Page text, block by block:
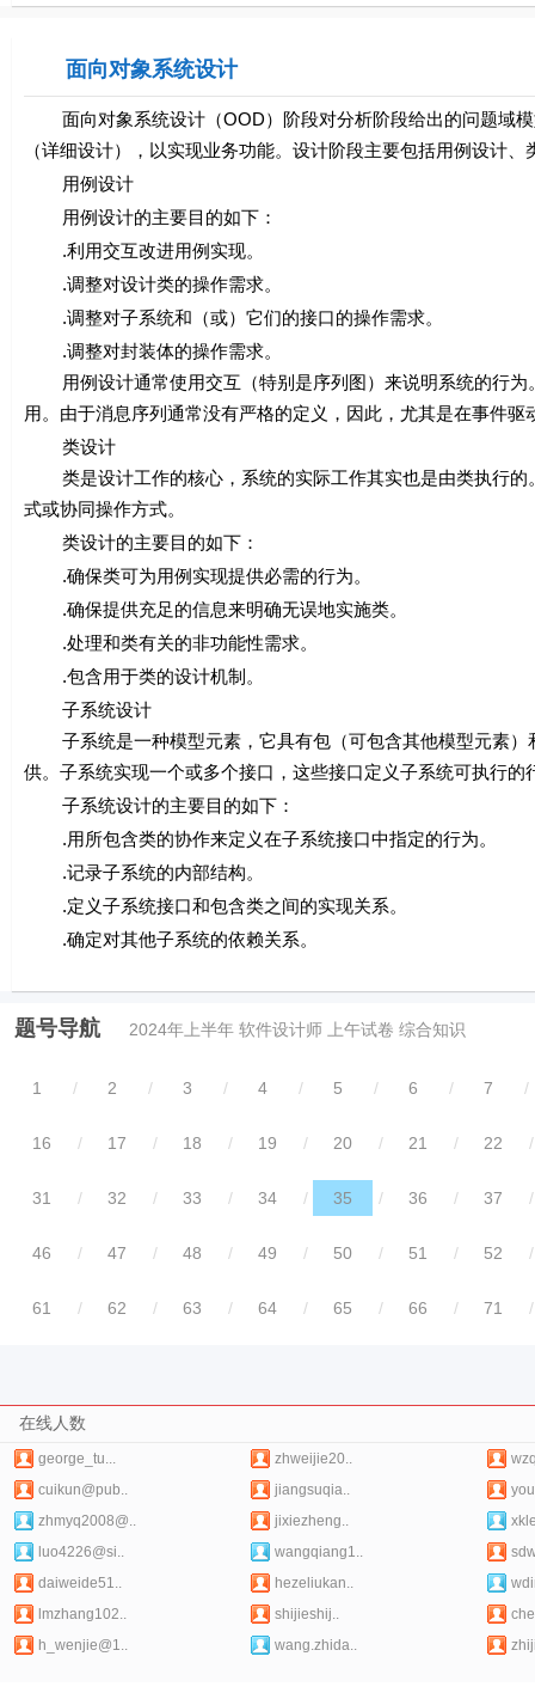
面向对象系统设计
面向对象系统设计（OOD）阶段对分析阶段给出的问题域模
（详细设计），以实现业务功能。设计阶段主要包括用例设计
用例设计
用例设计的主要目的如下：
.利用交互改进用例实现。
.调整对设计类的操作需求。
.调整对子系统和（或）它们的接口的操作需求。
.调整对封装体的操作需求。
用例设计通常使用交互（特别是序列图）来说明系统的行为
用。由于消息序列通常没有严格的定义，因此，尤其是在事件
类设计
类是设计工作的核心，系统的实际工作其实也是由类执行的
式或协同操作方式。
类设计的主要目的如下：
.确保类可为用例实现提供必需的行为。
.确保提供充足的信息来明确无误地实施类。
.处理和类有关的非功能性需求。
.包含用于类的设计机制。
子系统设计
子系统是一种模型元素，它具有包（可包含其他模型元素）
供。子系统实现一个或多个接口，这些接口定义子系统可执行的
子系统设计的主要目的如下：
.用所包含类的协作来定义在子系统接口中指定的行为。
.记录子系统的内部结构。
.定义子系统接口和包含类之间的实现关系。
.确定对其他子系统的依赖关系。
题号导航 2024年上半年 软件设计师 上午试卷 综合知识
1 / 2 / 3 / 4 / 5 / 6 / 7 /
16 / 17 / 18 / 19 / 20 / 21 / 22 /
31 / 32 / 33 / 34 / 35 / 36 / 37 /
46 / 47 / 48 / 49 / 50 / 51 / 52 /
61 / 62 / 63 / 64 / 65 / 66 / 71 /
在线人数
george_tu... zhweijie20..
cuikun@pub..
jiangsuqia..
zhmyq2008@..
jixiezheng..
luo4226@si..
wangqiang1..
daiweide51..
hezeliukan..
lmzhang102..
shijieshij..
h_wenjie@1..
wang.zhida..